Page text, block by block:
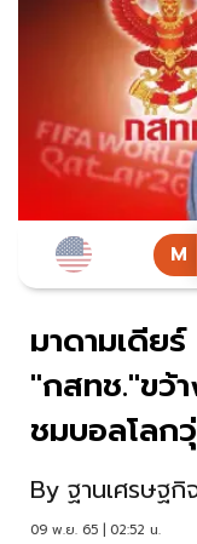
มาดามเดีย
"กสทช."ขว้
ชมบอลโลก
By ฐานเศรษฐ
09 พ.ย. 65 | 02:52 น.